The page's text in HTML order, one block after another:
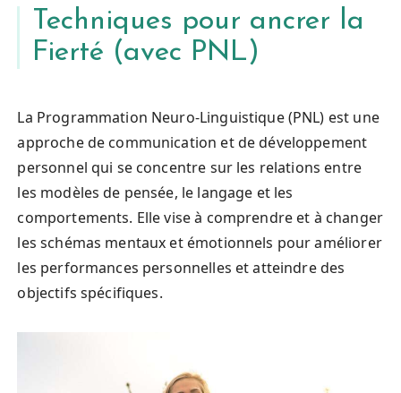
Techniques pour ancrer la
Fierté (avec PNL)
La Programmation Neuro-Linguistique (PNL) est une
approche de communication et de développement
personnel qui se concentre sur les relations entre
les modèles de pensée, le langage et les
comportements. Elle vise à comprendre et à changer
les schémas mentaux et émotionnels pour améliorer
les performances personnelles et atteindre des
objectifs spécifiques.